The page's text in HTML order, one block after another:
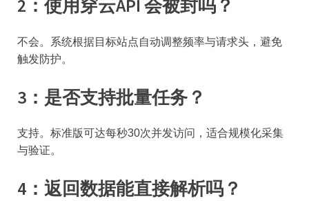
2：使用穿云API 会被封吗？
不会。系统根据目标站点自动调整频率与请求头，避免
触发防护。
3：是否支持批量任务？
支持。标准版可达每秒30次并发访问，适合规模化采集
与验证。
4：返回数据能直接解析吗？